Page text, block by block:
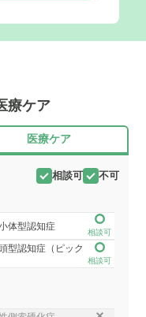
療ケア
医療ケア
相談可 不可
体型認知症
相談可
型認知症（ピック
相談可